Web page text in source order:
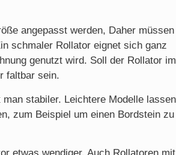
angepasst werden, Daher müssen
schmaler Rollator eignet sich ganz
genutzt wird. Soll der Rollator im
faltbar sein.
stabiler. Leichtere Modelle lassen
zum Beispiel um einen Bordstein zu